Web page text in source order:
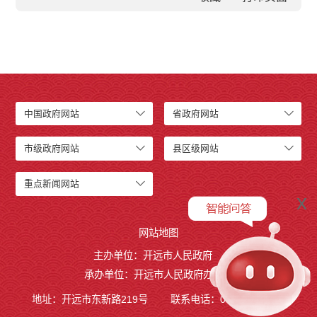
中国政府网站 省政府网站
市级政府网站 县区级网站
重点新闻网站
网站地图
主办单位：开远市人民政府
承办单位：开远市人民政府办公室
地址：开远市东新路219号 联系电话：0873-7236877
x